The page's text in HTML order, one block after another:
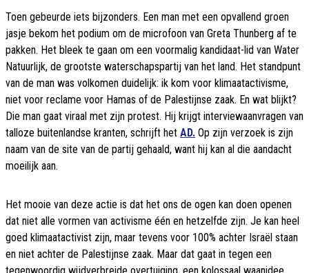
Toen gebeurde iets bijzonders. Een man met een opvallend groen
jasje bekom het podium om de microfoon van Greta Thunberg af te
pakken. Het bleek te gaan om een voormalig kandidaat-lid van Water
Natuurlijk, de grootste waterschapspartij van het land. Het standpunt
van de man was volkomen duidelijk: ik kom voor klimaatactivisme,
niet voor reclame voor Hamas of de Palestijnse zaak. En wat blijkt?
Die man gaat viraal met zijn protest. Hij krijgt interviewaanvragen van
talloze buitenlandse kranten, schrijft het AD. Op zijn verzoek is zijn
naam van de site van de partij gehaald, want hij kan al die aandacht
moeilijk aan.
Het mooie van deze actie is dat het ons de ogen kan doen openen
dat niet alle vormen van activisme één en hetzelfde zijn. Je kan heel
goed klimaatactivist zijn, maar tevens voor 100% achter Israël staan
en niet achter de Palestijnse zaak. Maar dat gaat in tegen een